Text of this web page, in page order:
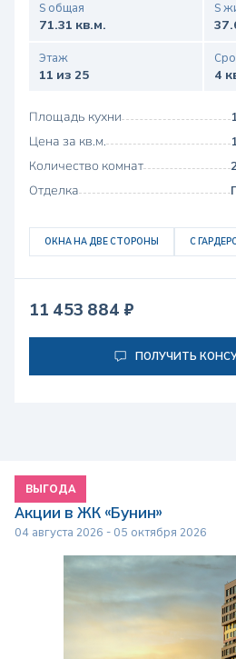
S общая
71.31 кв.м.
S
Этаж
11 из 25 4
Площадь кухни
Цена за кв.м.
Количество комнат
Отделка
ОКНА НА ДВЕ СТОРОНЫ С
11 453 884 ₽
ПОЛУЧИТЬ
ВЫГОДА
Акции в ЖК «Бунин»
04 августа 2026 - 05 октября 2026